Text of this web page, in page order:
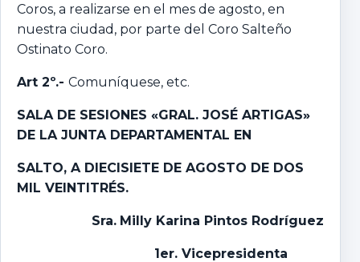
Coros, a realizarse en el mes de agosto, en
nuestra ciudad, por parte del Coro Salteño
Ostinato Coro.
Art 2º.- Comuníquese, etc.
SALA DE SESIONES «GRAL. JOSÉ ARTIGAS»
DE LA JUNTA DEPARTAMENTAL EN
SALTO, A DIECISIETE DE AGOSTO DE DOS
MIL VEINTITRÉS.
Sra. Milly Karina Pintos Rodríguez
1er. Vicepresidenta